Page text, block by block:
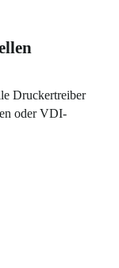
Druckertreiber
oder VDI-